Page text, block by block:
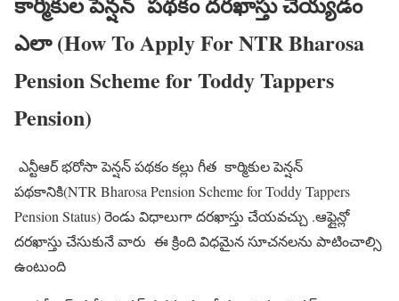
ఎలా (How To Apply For NTR Bharosa
Pension Scheme for Toddy Tappers
Pension)
ఎన్టీఆర్ భరోసా పెన్షన్ పథకం కల్లు గీత కార్మికుల పెన్షన్
పథకానికి(NTR Bharosa Pension Scheme for Toddy Tappers
Pension Status) రెండు విధాలుగా దరఖాస్తు చేయవచ్చు .ఆఫ్లైన్లో
దరఖాస్తు చేసుకునే వారు ఈ క్రింది విధమైన సూచనలను పాటించాల్సి
ఉంటుంది